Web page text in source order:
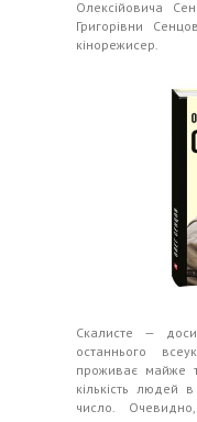
Олексійовича
Григорівни
кінорежисер.
Скалисте —
останнього
проживає майже
кількість людей
число.